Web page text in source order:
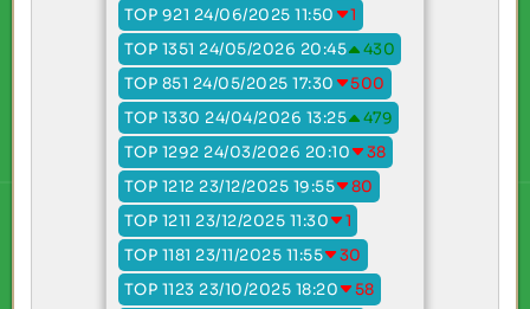
TOP 921 24/06/2025 11:50
1
TOP 1351 24/05/2026 20:45
430
TOP 851 24/05/2025 17:30
500
TOP 1330 24/04/2026 13:25
479
TOP 1292 24/03/2026 20:10
38
TOP 1212 23/12/2025 19:55
80
TOP 1211 23/12/2025 11:30
1
TOP 1181 23/11/2025 11:55
30
TOP 1123 23/10/2025 18:20
58